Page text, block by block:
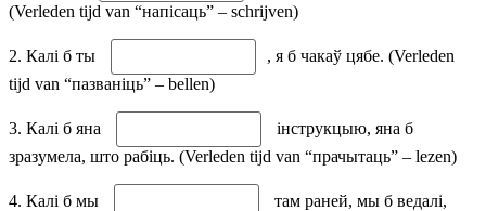
(Verleden tijd van “напісаць” – schrijven)
2. Калі б ты
, я б чакаў цябе. (Verleden
tijd van “пазваніць” – bellen)
3. Калі б яна
інструкцыю, яна б
зразумела, што рабіць. (Verleden tijd van “прачытаць” – lezen)
4. Калі б мы
там раней, мы б ведалі,